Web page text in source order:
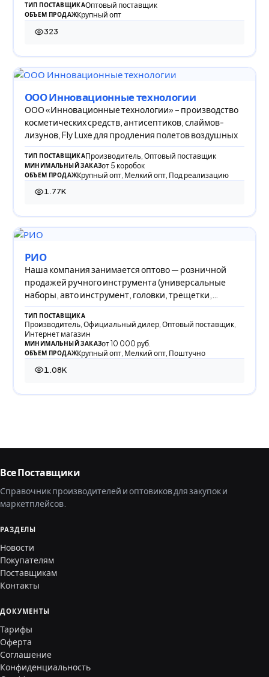
ТИП ПОСТАВЩИКАОптовый поставщик
ОБЪЕМ ПРОДАЖКрупный опт
323
323 просмотра
ООО Инновационные технологии
ООО «Инновационные технологии» – производство
косметических средств, антисептиков, слаймов-
лизунов, Fly Luxe для продления полетов воздушных
ТИП ПОСТАВЩИКАПроизводитель, Оптовый поставщик
МИНИМАЛЬНЫЙ ЗАКАЗот 5 коробок
ОБЪЕМ ПРОДАЖКрупный опт, Мелкий опт, Под реализацию
1.77K
1 769 просмотров
РИО
Наша компания занимается оптово — розничной
продажей ручного инструмента (универсальные
наборы, авто инструмент, головки, трещетки,
плоскогу
ТИП ПОСТАВЩИКА
Производитель, Официальный дилер, Оптовый поставщик,
Интернет магазин
МИНИМАЛЬНЫЙ ЗАКАЗот 10 000 руб.
ОБЪЕМ ПРОДАЖКрупный опт, Мелкий опт, Поштучно
1.08K
1 081 просмотр
Все Поставщики
Справочник производителей и оптовиков для закупок и
маркетплейсов.
РАЗДЕЛЫ
Новости
Покупателям
Поставщикам
Контакты
ДОКУМЕНТЫ
Тарифы
Оферта
Соглашение
Конфиденциальность